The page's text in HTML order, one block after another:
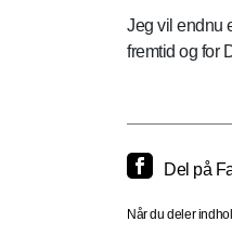
Jeg vil endnu
fremtid og for
Del på
Når du deler